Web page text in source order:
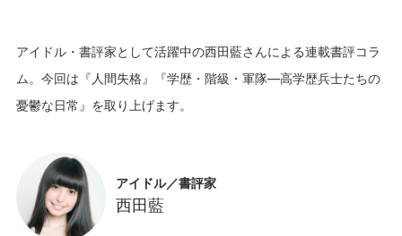
アイドル・書評家として活躍中の西田藍さんによる連載書評コラ
ム。今回は『人間失格』『学歴・階級・軍隊―高学歴兵士たちの
アイドル／書評家
西田藍